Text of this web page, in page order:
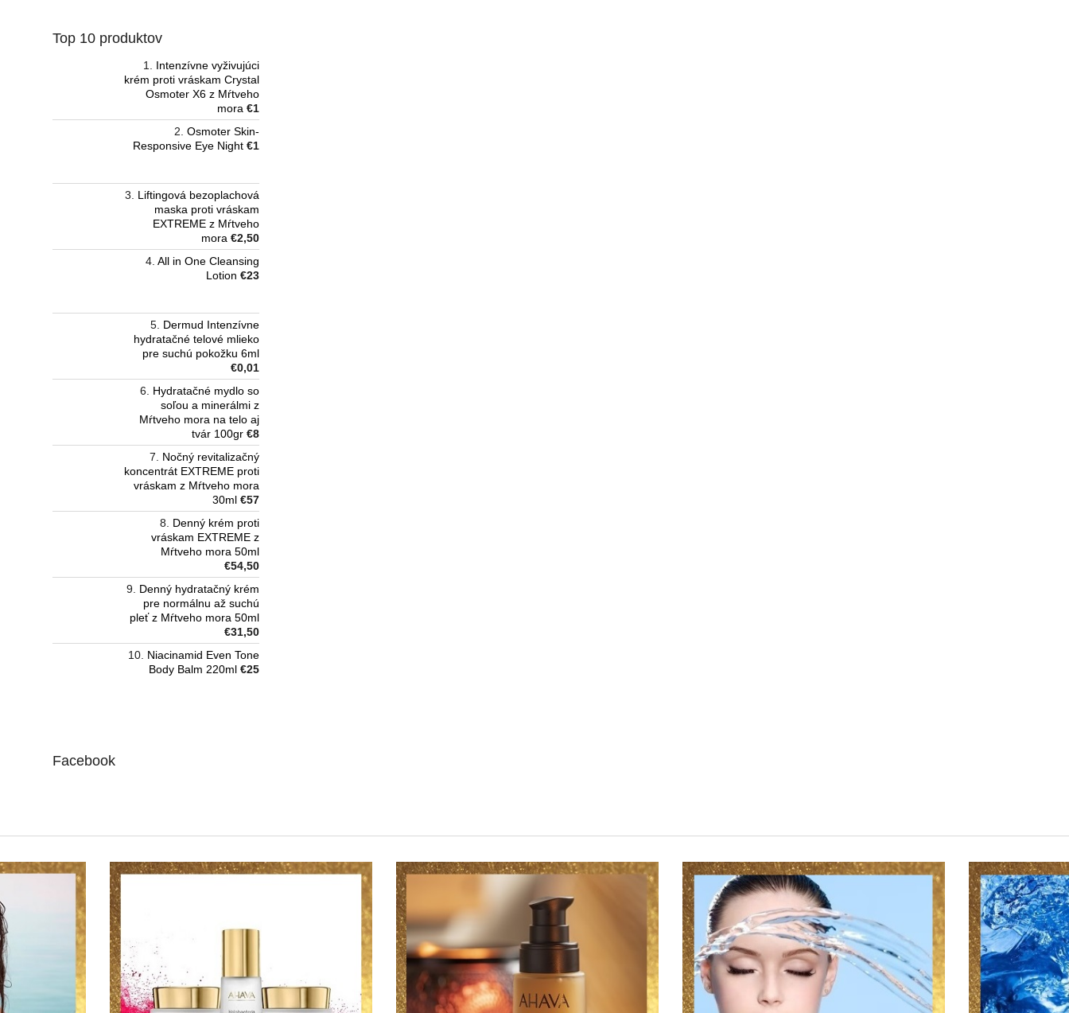
Top 10 produktov
Intenzívne vyživujúci
krém proti vráskam Crystal
Osmoter X6 z Mŕtveho
mora €1
Osmoter Skin-
Responsive Eye Night €1
Liftingová bezoplachová
maska proti vráskam
EXTREME z Mŕtveho
mora €2,50
All in One Cleansing
Lotion €23
Dermud Intenzívne
hydratačné telové mlieko
pre suchú pokožku 6ml
€0,01
Hydratačné mydlo so
soľou a minerálmi z
Mŕtveho mora na telo aj
tvár 100gr €8
Nočný revitalizačný
koncentrát EXTREME proti
vráskam z Mŕtveho mora
30ml €57
Denný krém proti
vráskam EXTREME z
Mŕtveho mora 50ml
€54,50
Denný hydratačný krém
pre normálnu až suchú
pleť z Mŕtveho mora 50ml
€31,50
Niacinamid Even Tone
Body Balm 220ml €25
Facebook